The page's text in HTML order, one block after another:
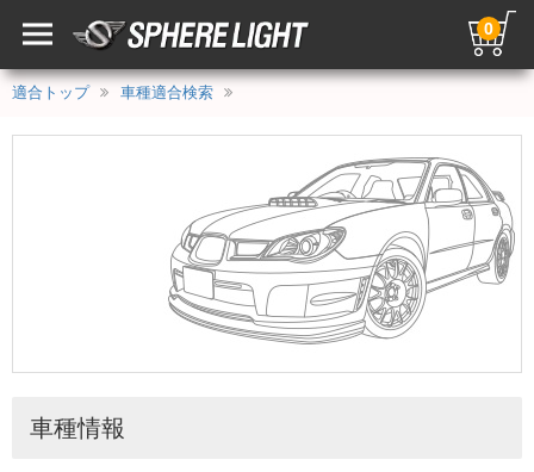
0
適合トップ 車種適合検索
車種情報